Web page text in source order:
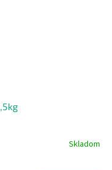
Skladom